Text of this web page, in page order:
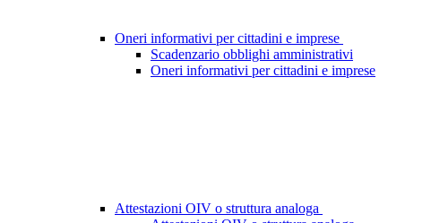
Oneri informativi per cittadini e imprese
Scadenzario obblighi amministrativi
Oneri informativi per cittadini e imprese
Attestazioni OIV o struttura analoga